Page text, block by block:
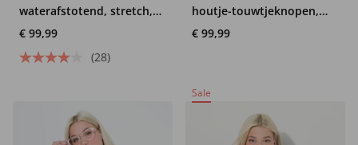
waterafstotend, stretch,
reflector
€ 99,99
(28)
houtje-touwtjeknopen,
waterafstotend
€ 99,99
Sale